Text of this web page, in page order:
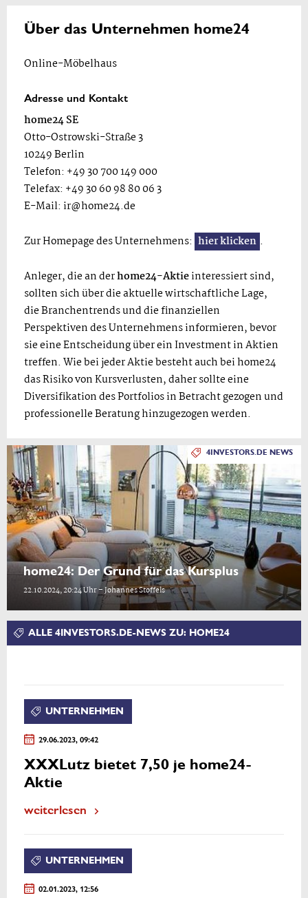
Über das Unternehmen home24
Online-Möbelhaus
Adresse und Kontakt
home24 SE
Otto-Ostrowski-Straße 3
10249 Berlin
Telefon: +49 30 700 149 000
Telefax: +49 30 60 98 80 06 3
E-Mail: ir@home24.de
Zur Homepage des Unternehmens: hier klicken .
Anleger, die an derhome24-Aktieinteressiert sind,
sollten sich über die aktuelle wirtschaftliche Lage,
die Branchentrends und die finanziellen
Perspektiven des Unternehmens informieren, bevor
sie eine Entscheidung über ein Investment in Aktien
treffen. Wie bei jeder Aktie besteht auch bei home24
das Risiko von Kursverlusten, daher sollte eine
Diversifikation des Portfolios in Betracht gezogen und
professionelle Beratung hinzugezogen werden.
4INVESTORS.DE NEWS
home24: Der Grund für das Kursplus
22.10.2024, 20:24 Uhr – Johannes Stoffels
ALLE 4INVESTORS.DE-NEWS ZU: HOME24
UNTERNEHMEN
29.06.2023, 09:42
XXXLutz bietet 7,50 je home24-
Aktie
weiterlesen
UNTERNEHMEN
02.01.2023, 12:56